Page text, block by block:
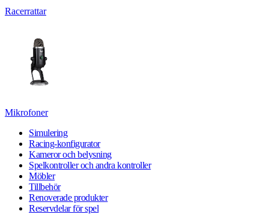
Racerrattar
Mikrofoner
Simulering
Racing-konfigurator
Kameror och belysning
Spelkontroller och andra kontroller
Möbler
Tillbehör
Renoverade produkter
Reservdelar för spel